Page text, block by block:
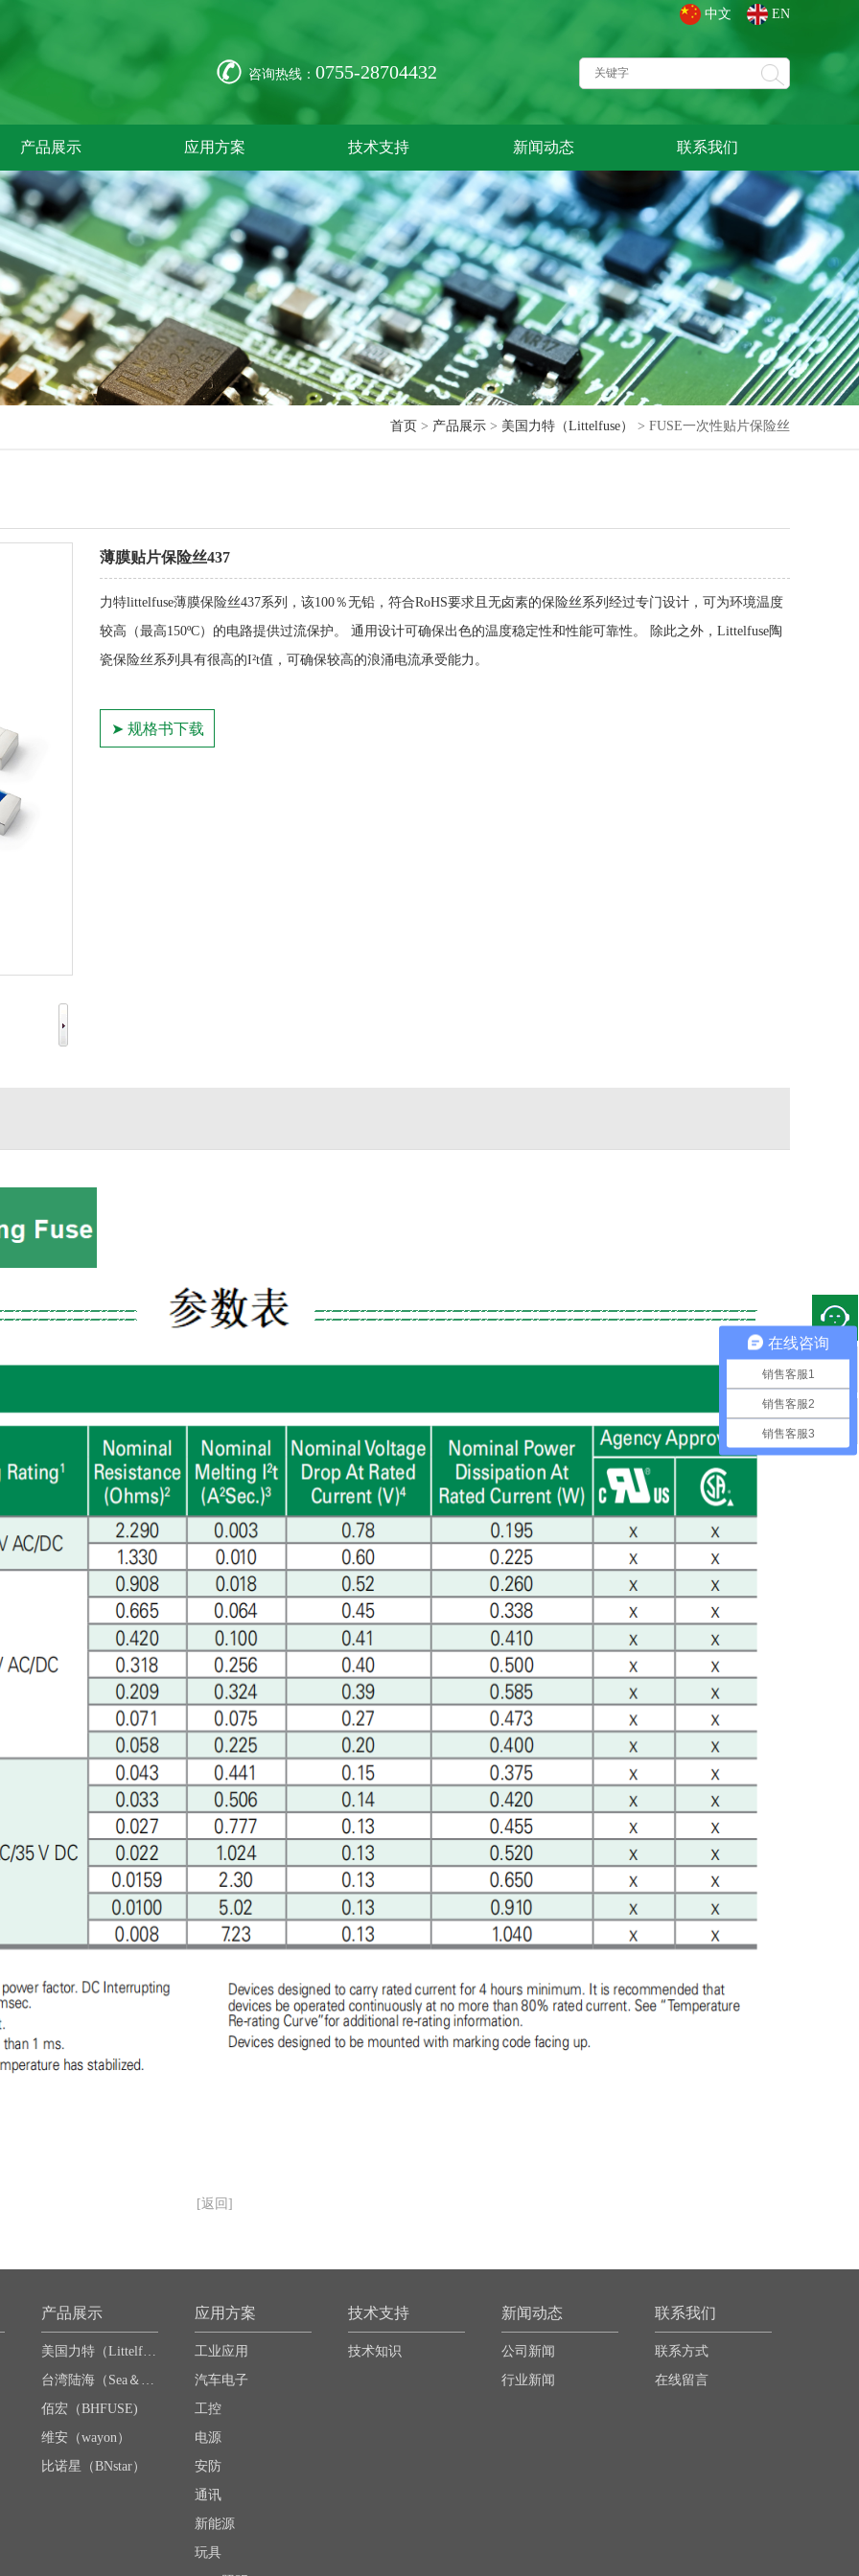
中文 EN
咨询热线： 0755-28704432
产品展示 应用方案 技术支持 新闻动态 联系我们
首页 > 产品展示 > 美国力特（Littelfuse） > FUSE一次性贴片保险丝
薄膜贴片保险丝437
力特littelfuse薄膜保险丝437系列，该100％无铅，符合RoHS要求且无卤素的保险丝系列经过专门设计，可为环境温度
较高（最高150ºC）的电路提供过流保护。 通用设计可确保出色的温度稳定性和性能可靠性。 除此之外，Littelfuse陶
瓷保险丝系列具有很高的I²t值，可确保较高的浪涌电流承受能力。
➤ 规格书下载
[返回]
产品展示
美国力特（Littelfuse）
台湾陆海（Sea＆Land）
佰宏（BHFUSE)
维安（wayon）
比诺星（BNstar）
应用方案
工业应用
汽车电子
工控
电源
安防
通讯
新能源
玩具
技术支持
技术知识
新闻动态
公司新闻
行业新闻
联系我们
联系方式
在线留言

在线咨询
销售客服1
销售客服2
销售客服3